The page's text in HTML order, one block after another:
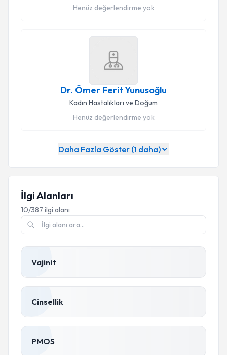
Henüz değerlendirme yok
Dr. Ömer Ferit Yunusoğlu
Kadın Hastalıkları ve Doğum
Henüz değerlendirme yok
Daha Fazla Göster (1 daha)
İlgi Alanları
10/387 ilgi alanı
Vajinit
Cinsellik
PMOS